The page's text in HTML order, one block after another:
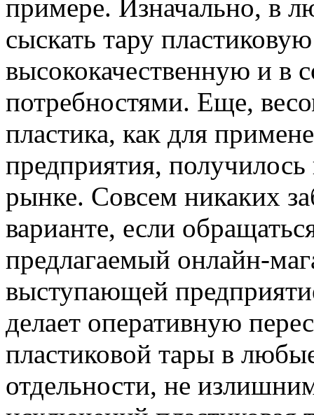
примере. Изначально, в
сыскать тару
высококачественную и в
потребностями. Еще,
пластика, как для
предприятия,
рынке. Совсем никаких
варианте, если
предлагаемый онлайн-
выступающей
делает оперативную
пластиковой тары в
отдельности, не